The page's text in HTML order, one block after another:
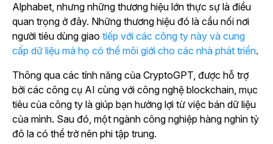
Alphabet, nhưng những thương hiệu lớn thực sự là điều
quan trọng ở đây. Những thương hiệu đó là cầu nối nơi
người tiêu dùng giao tiếp với các công ty này và cung
cấp dữ liệu mà họ có thể môi giới cho các nhà phát triển.
Thông qua các tính năng của CryptoGPT, được hỗ trợ
bởi các công cụ AI cùng với công nghệ blockchain, mục
tiêu của công ty là giúp bạn hưởng lợi từ việc bán dữ liệu
của mình. Sau đó, một ngành công nghiệp hàng nghìn tỷ
đô la có thể trở nên phi tập trung.